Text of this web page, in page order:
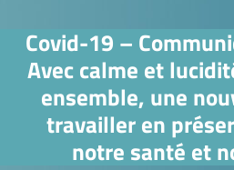
Covid-19 –
Avec calme et
ensemble, une
travailler en
notre santé et